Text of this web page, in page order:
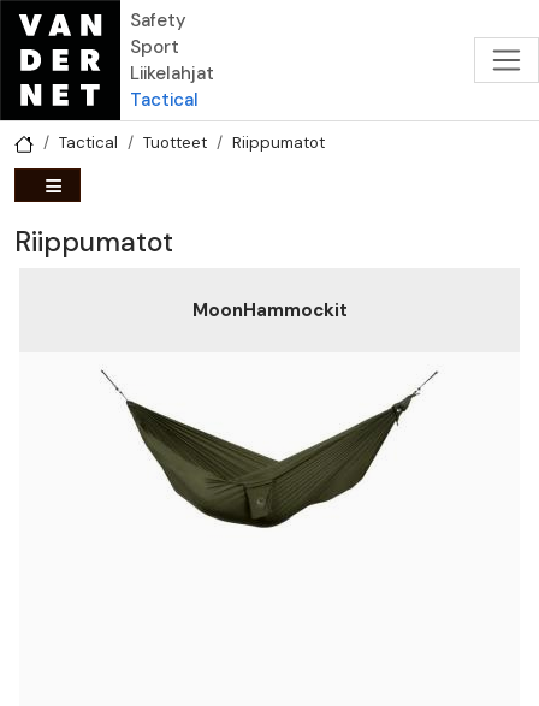
Hyppää pääsisältöön
Safety
Sport
Liikelahjat
Tactical
Tactical Tuotteet Riippumatot
Riippumatot
MoonHammockit